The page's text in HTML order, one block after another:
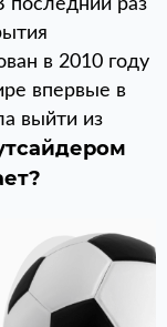
последний раз
в 2010 году
впервые в
выйти из